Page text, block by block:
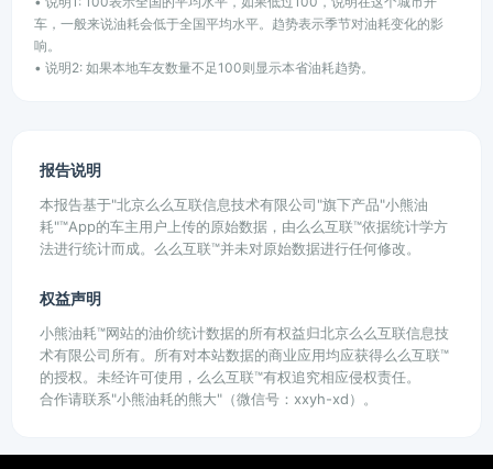
车，一般来说油耗会低于全国平均水平。趋势表示季节对油耗变化的影
响。
• 说明2: 如果本地车友数量不足100则显示本省油耗趋势。
报告说明
本报告基于"北京么么互联信息技术有限公司"旗下产品"小熊油
耗"™App的车主用户上传的原始数据，由么么互联™依据统计学方
法进行统计而成。么么互联™并未对原始数据进行任何修改。
权益声明
小熊油耗™网站的油价统计数据的所有权益归北京么么互联信息技
术有限公司所有。所有对本站数据的商业应用均应获得么么互联™
的授权。未经许可使用，么么互联™有权追究相应侵权责任。
合作请联系"小熊油耗的熊大"（微信号：xxyh-xd）。